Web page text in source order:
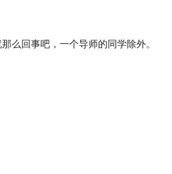
么回事吧，一个导师的同学除外。